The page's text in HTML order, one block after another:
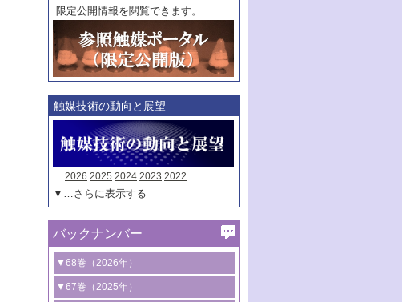
限定公開情報を閲覧できます。
触媒技術の動向と展望
2026 2025 2024 2023 2022
▼…さらに表示する
バックナンバー
▼68巻（2026年）
1号 過酸化水素合成に関する研究動向
▼67巻（2025年）